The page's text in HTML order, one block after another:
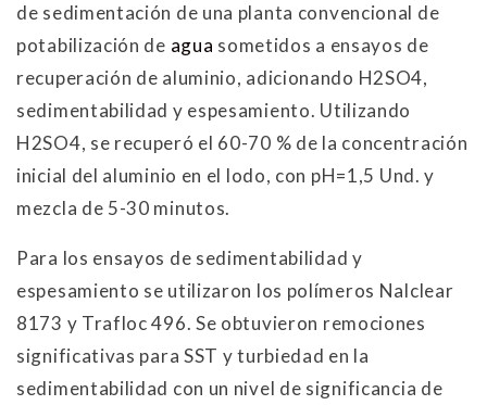
de sedimentación de una planta convencional de
potabilización de agua sometidos a ensayos de
recuperación de aluminio, adicionando H2SO4,
sedimentabilidad y espesamiento. Utilizando
H2SO4, se recuperó el 60-70 % de la concentración
inicial del aluminio en el lodo, con pH=1,5 Und. y
mezcla de 5-30 minutos.
Para los ensayos de sedimentabilidad y
espesamiento se utilizaron los polímeros Nalclear
8173 y Trafloc 496. Se obtuvieron remociones
significativas para SST y turbiedad en la
sedimentabilidad con un nivel de significancia de